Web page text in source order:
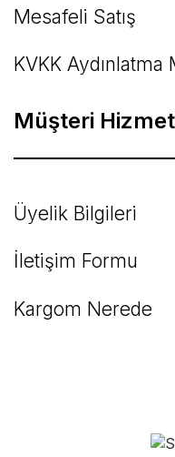
Mesafeli Satış
KVKK Aydınlatma
Müşteri
Üyelik Bilgileri
İletişim Formu
Kargom Nerede